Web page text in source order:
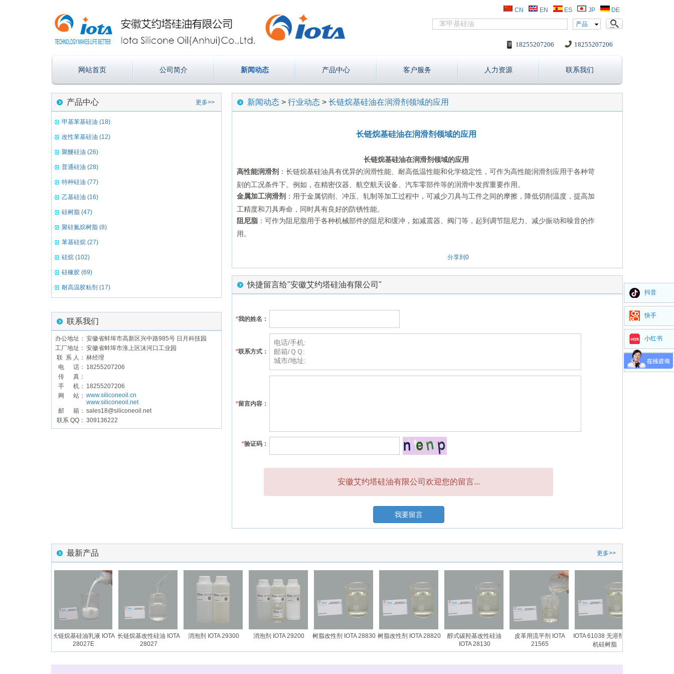
CN EN ES JP
DE
产品
18255207206
18255207206
网站首页 公司简介 新闻动态 产品中心 客户服务 人力资源 联系我们
产品中心 更多>>
甲基苯基硅油 (18)
改性苯基硅油 (12)
聚醚硅油 (26)
普通硅油 (28)
特种硅油 (77)
乙基硅油 (16)
硅树脂 (47)
聚硅氮烷树脂 (8)
苯基硅烷 (27)
硅烷 (102)
硅橡胶 (69)
耐高温胶粘剂 (17)
联系我们
办公地址： 安徽省蚌埠市高新区兴中路985号 日月科技园
工厂地址： 安徽省蚌埠市淮上区沫河口工业园
联 系 人： 林经理
电 话： 18255207206
传 真：
手 机： 18255207206
网 站： www.siliconeoil.cn
www.siliconeoil.net
邮 箱： sales18@siliconeoil.net
联系 QQ： 309136222
新闻动态 > 行业动态 > 长链烷基硅油在润滑剂领域的应用
长链烷基硅油在润滑剂领域的应用
长链烷基硅油在润滑剂领域的应用
高性能润滑剂 ：长链烷基硅油具有优异的润滑性能、耐高低温性能和化学稳定性，可作为高性能润滑剂应用于各种苛
刻的工况条件下。例如，在精密仪器、航空航天设备、汽车零部件等的润滑中发挥重要作用。
金属加工润滑剂 ：用于金属切削、冲压、轧制等加工过程中，可减少刀具与工件之间的摩擦，降低切削温度，提高加
工精度和刀具寿命，同时具有良好的防锈性能。
阻尼脂 ：可作为阻尼脂用于各种机械部件的阻尼和缓冲，如减震器、阀门等，起到调节阻尼力、减少振动和噪音的作
用。
分享到 0
快捷留言给"安徽艾约塔硅油有限公司"
*我的姓名：
*联系方式：
*留言内容：
*验证码：
安徽艾约塔硅油有限公司欢迎您的留言...
我要留言
最新产品 更多>>
长链烷基硅油乳液 IOTA
28027E
长链烷基改性硅油 IOTA
28027
消泡剂 IOTA 29300 消泡剂 IOTA 29200 树脂改性剂 IOTA 28830 树脂改性剂 IOTA 28820
醇式碳羟基改性硅油
IOTA 28130
皮革用流平剂 IOTA
21565
IOTA 61038 无溶剂型有
机硅树脂
抖音
快手
小红书
视频号